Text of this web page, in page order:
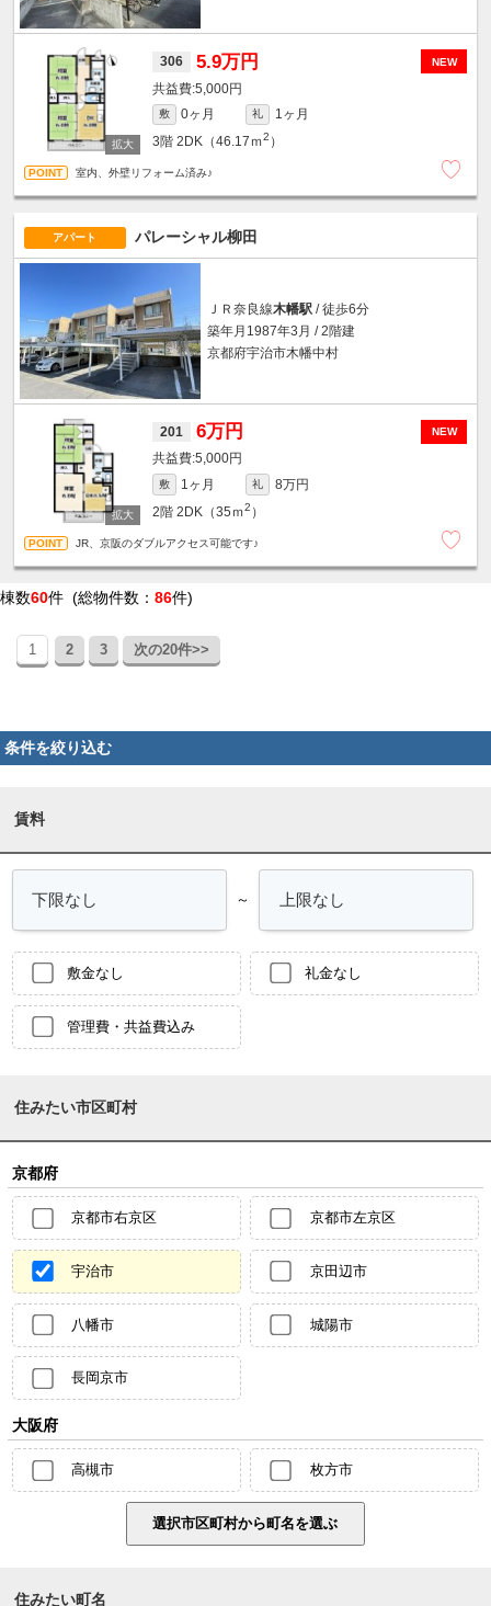
NEW
306 5.9万円
5,000円
敷 0ヶ月 礼
1ヶ月
3階 2DK（46.17ｍ2 ）
室内、外壁リフォーム済み♪
アパート パレーシャル柳田
ＪＲ奈良線木幡駅/ 徒歩6分
築年月1987年3月 / 2階建
京都府宇治市木幡中村
NEW
201 6万円
5,000円
敷 1ヶ月 礼
8万円
2階 2DK（35ｍ2 ）
JR、京阪のダブルアクセス可能です♪
棟数60件 (総物件数： 86件)
1 2 3 次の20件>>
条件を絞り込む
賃料
～
敷金なし 礼金なし
管理費・共益費込み
住みたい市区町村
京都府
京都市右京区 京都市左京区
宇治市 京田辺市
八幡市 城陽市
長岡京市
大阪府
高槻市 枚方市
住みたい町名